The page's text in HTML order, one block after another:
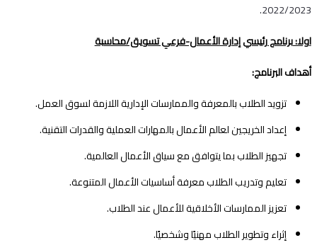
2022/2023.
اولا: برنامج رئيسي إدارة الأعمال-فرعي تسويق/محاسبة
أهداف البرنامج:
تزويد الطلاب بالمعرفة والممارسات الإدارية اللازمة لسوق العمل.
إعداد الخريجين لعالم الأعمال بالمهارات العملية والقدرات التقنية.
تجهيز الطلاب بما يتوافق مع سياق الأعمال العالمية.
تعليم وتدريب الطلاب معرفة أساسيات الأعمال المتنوعة.
تعزيز الممارسات الأخلاقية للأعمال عند الطلاب.
إثراء وتطوير الطلاب مهنيًا وشخصيًا.